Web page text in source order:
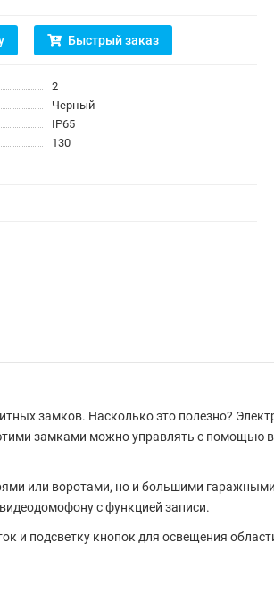
Быстрый заказ
2
Черный
IP65
130
замков. Насколько это полезно?
этими замками можно управлять с помощью
или воротами, но и большими
с функцией записи.
и подсветку кнопок для освещения